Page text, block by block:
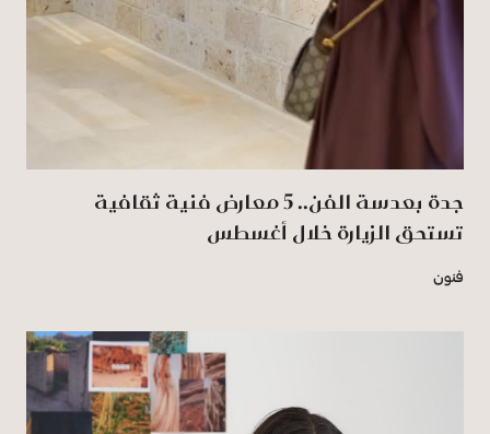
جدة بعدسة الفن.. 5 معارض فنية ثقافية
تستحق الزيارة خلال أغسطس
فنون